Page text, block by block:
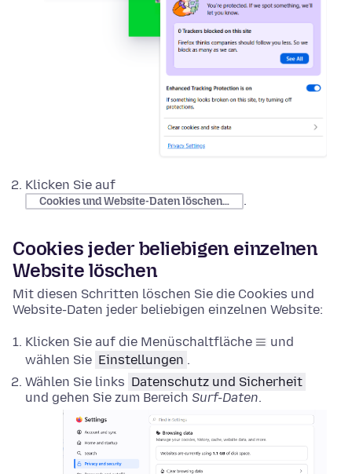
Klicken Sie auf
Cookies und Website-Daten löschen… .
Cookies jeder beliebigen einzelnen
Website löschen
Mit diesen Schritten löschen Sie die Cookies und
Website-Daten jeder beliebigen einzelnen Website:
Klicken Sie auf die Menüschaltfläche
und
wählen Sie Einstellungen .
Wählen Sie links Datenschutz und Sicherheit
und gehen Sie zum Bereich Surf-Daten.